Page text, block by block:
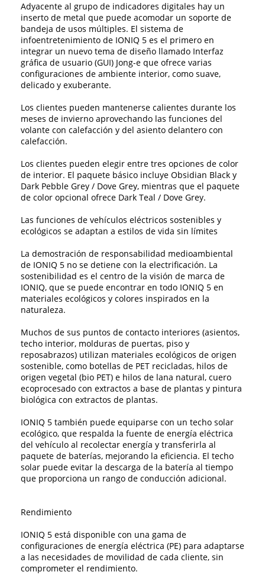
Adyacente al grupo de indicadores digitales hay un
inserto de metal que puede acomodar un soporte de
bandeja de usos múltiples. El sistema de
infoentretenimiento de IONIQ 5 es el primero en
integrar un nuevo tema de diseño llamado Interfaz
gráfica de usuario (GUI) Jong-e que ofrece varias
configuraciones de ambiente interior, como suave,
delicado y exuberante.
Los clientes pueden mantenerse calientes durante los
meses de invierno aprovechando las funciones del
volante con calefacción y del asiento delantero con
calefacción.
Los clientes pueden elegir entre tres opciones de color
de interior. El paquete básico incluye Obsidian Black y
Dark Pebble Grey / Dove Grey, mientras que el paquete
de color opcional ofrece Dark Teal / Dove Grey.
Las funciones de vehículos eléctricos sostenibles y
ecológicos se adaptan a estilos de vida sin límites
La demostración de responsabilidad medioambiental
de IONIQ 5 no se detiene con la electrificación. La
sostenibilidad es el centro de la visión de marca de
IONIQ, que se puede encontrar en todo IONIQ 5 en
materiales ecológicos y colores inspirados en la
naturaleza.
Muchos de sus puntos de contacto interiores (asientos,
techo interior, molduras de puertas, piso y
reposabrazos) utilizan materiales ecológicos de origen
sostenible, como botellas de PET recicladas, hilos de
origen vegetal (bio PET) e hilos de lana natural, cuero
ecoprocesado con extractos a base de plantas y pintura
biológica con extractos de plantas.
IONIQ 5 también puede equiparse con un techo solar
ecológico, que respalda la fuente de energía eléctrica
del vehículo al recolectar energía y transferirla al
paquete de baterías, mejorando la eficiencia. El techo
solar puede evitar la descarga de la batería al tiempo
que proporciona un rango de conducción adicional.
Rendimiento
IONIQ 5 está disponible con una gama de
configuraciones de energía eléctrica (PE) para adaptarse
a las necesidades de movilidad de cada cliente, sin
comprometer el rendimiento.